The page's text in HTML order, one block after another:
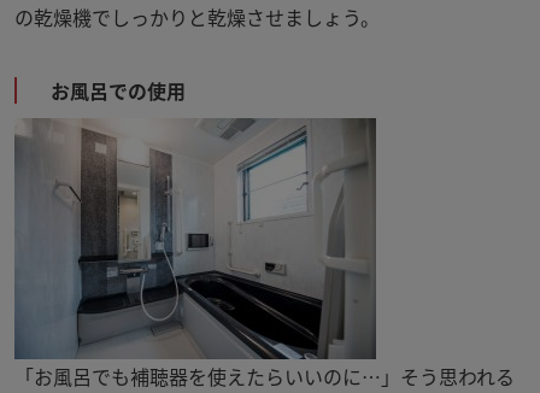
の乾燥機でしっかりと乾燥させましょう。
お風呂での使用
「お風呂でも補聴器を使えたらいいのに… 」そう思われる